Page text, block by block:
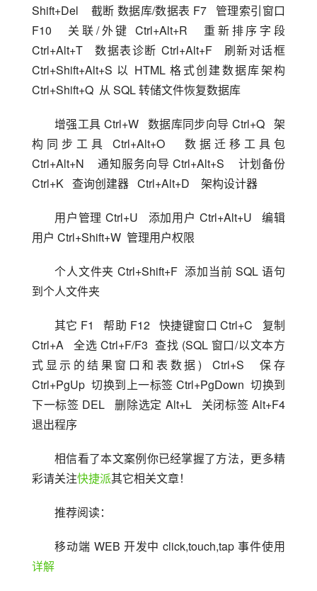
Shift+Del    截断 数据库/数据表 F7   管理索引窗口
F10   关联/外键 Ctrl+Alt+R   重新排序字段
Ctrl+Alt+T   数据表诊断 Ctrl+Alt+F   刷新对话框
Ctrl+Shift+Alt+S 以 HTML 格式创建数据库架构
Ctrl+Shift+Q  从 SQL 转储文件恢复数据库
增强工具 Ctrl+W   数据库同步向导 Ctrl+Q   架
构同步工具 Ctrl+Alt+O   数据迁移工具包
Ctrl+Alt+N    通知服务向导 Ctrl+Alt+S    计划备份
Ctrl+K   查询创建器   Ctrl+Alt+D    架构设计器
用户管理 Ctrl+U   添加用户 Ctrl+Alt+U   编辑
用户 Ctrl+Shift+W  管理用户权限
个人文件夹 Ctrl+Shift+F  添加当前 SQL 语句
到个人文件夹
其它 F1   帮助 F12   快捷键窗口 Ctrl+C   复制
Ctrl+A   全选 Ctrl+F/F3  查找 (SQL 窗口/以文本方
式显示的结果窗口和表数据)  Ctrl+S   保存
Ctrl+PgUp  切换到上一标签 Ctrl+PgDown  切换到
下一标签 DEL   删除选定 Alt+L   关闭标签 Alt+F4
退出程序
相信看了本文案例你已经掌握了方法，更多精
彩请关注快捷派其它相关文章！
推荐阅读：
移动端 WEB 开发中 click,touch,tap 事件使用
详解